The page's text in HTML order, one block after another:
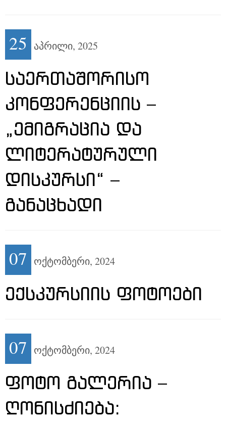
25 აპრილი, 2025
ᲡᲐᲔᲠᲗᲐᲨᲝᲠᲘᲡᲝ
ᲙᲝᲜᲤᲔᲠᲔᲜᲪᲘᲘᲡ –
„ᲔᲛᲘᲒᲠᲐᲪᲘᲐ ᲓᲐ
ᲚᲘᲢᲔᲠᲐᲢᲣᲠᲣᲚᲘ
ᲓᲘᲡᲙᲣᲠᲡᲘ“ –
ᲒᲐᲜᲐᲪᲮᲐᲓᲘ
07 ოქტომბერი, 2024
ᲔᲥᲡᲙᲣᲠᲡᲘᲘᲡ ᲤᲝᲢᲝᲔᲑᲘ
07 ოქტომბერი, 2024
ᲤᲝᲢᲝ ᲒᲐᲚᲔᲠᲘᲐ –
ᲦᲝᲜᲘᲡᲫᲘᲔᲑᲐ: